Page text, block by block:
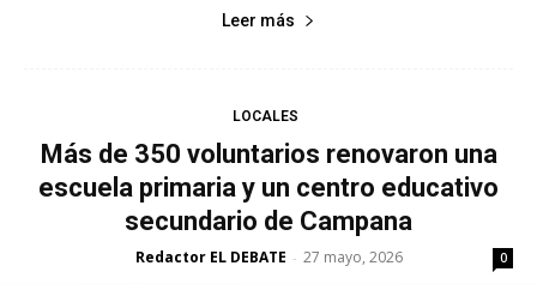
Leer más
LOCALES
Más de 350 voluntarios renovaron una
escuela primaria y un centro educativo
secundario de Campana
Redactor EL DEBATE - 27 mayo, 2026 0